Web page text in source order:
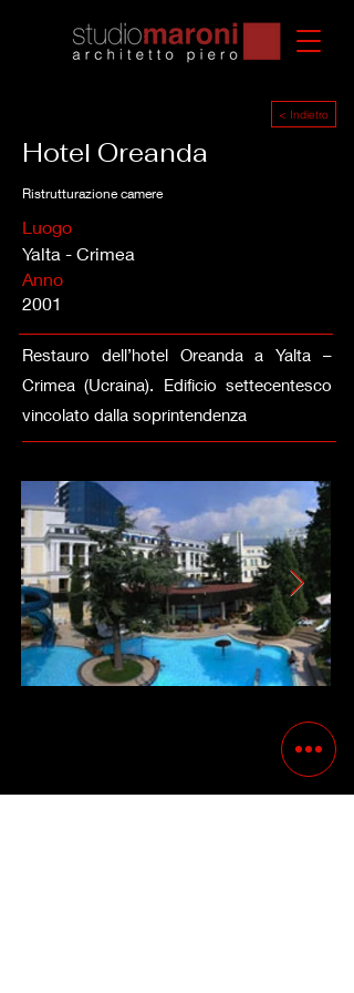
< Indietro
Hotel Oreanda
Ristrutturazione camere
Luogo
Yalta - Crimea
Anno
2001
Restauro dell’hotel Oreanda a Yalta –
Crimea (Ucraina). Edificio settecentesco
vincolato dalla soprintendenza